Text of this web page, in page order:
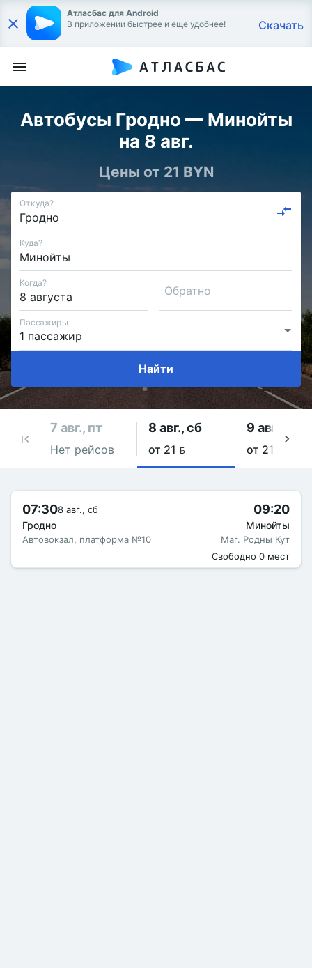
Атласбас для Android
В приложении быстрее и еще удобнее!
Скачать
Автобусы Гродно — Минойты
на 8 авг.
Цены от 21 BYN
Откуда?
Куда?
Когда?
Обратно
Пассажиры
Найти
7 авг., пт
Нет рейсов
8 авг., сб
от 21 
9 авг., вс
от 21 
07:308 авг., сб
Гродно
Автовокзал, платформа №10
09:20
Минойты
Маг. Родны Кут
Свободно 0 мест